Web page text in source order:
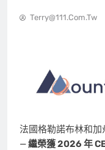
Terry@111.com.tw
法國格勒諾布林和加
—繼榮獲 2026 年